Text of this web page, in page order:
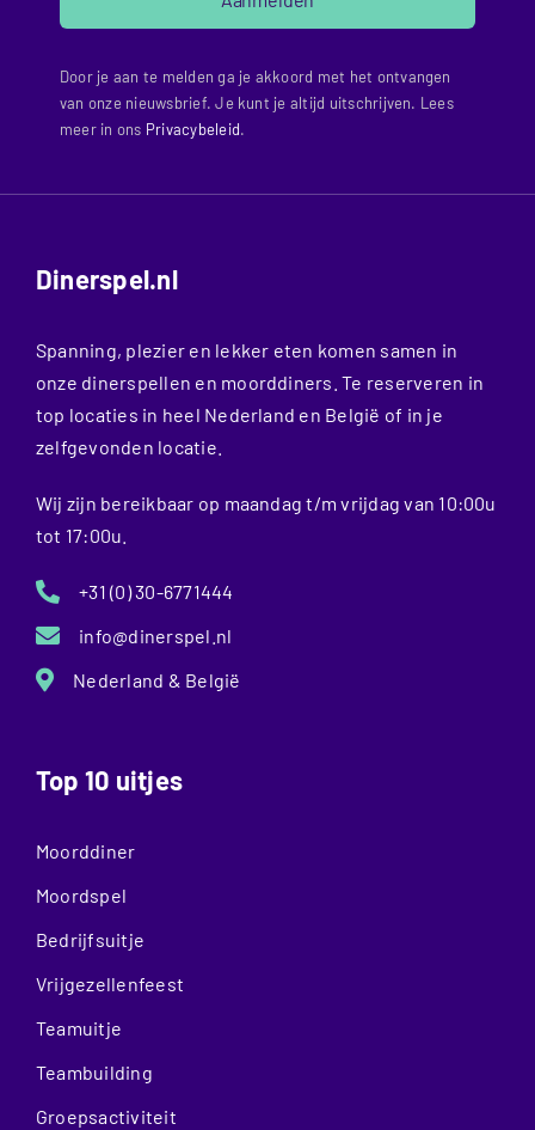
Door je aan te melden ga je akkoord met het ontvangen
van onze nieuwsbrief. Je kunt je altijd uitschrijven. Lees
meer in ons Privacybeleid.
Dinerspel.nl
Spanning, plezier en lekker eten komen samen in
onze dinerspellen en moorddiners. Te reserveren in
top locaties in heel Nederland en België of in je
zelfgevonden locatie.
Wij zijn bereikbaar op maandag t/m vrijdag van 10:00u
tot 17:00u.
+31 (0) 30-6771444
info@dinerspel.nl
Nederland & België
Top 10 uitjes
Moorddiner
Moordspel
Bedrijfsuitje
Vrijgezellenfeest
Teamuitje
Teambuilding
Groepsactiviteit